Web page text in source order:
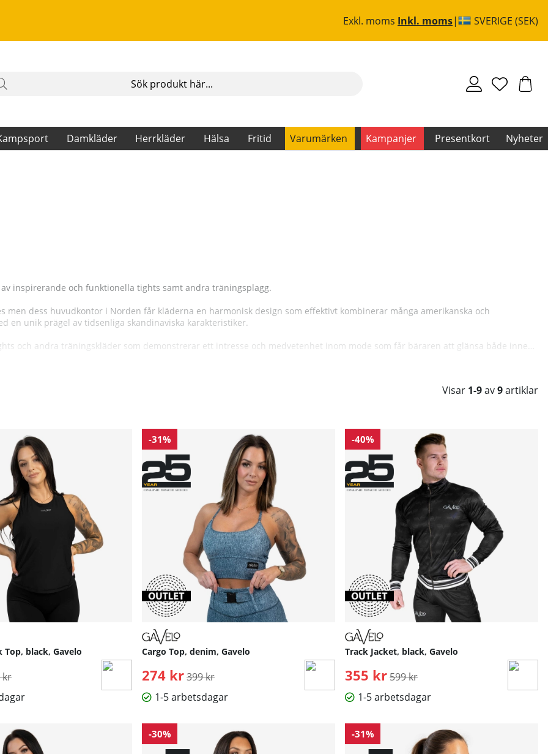
Exkl. moms Inkl. moms SVERIGE (SEK)
Damkläder Herrkläder Hälsa Fritid Varumärken Kampanjer Presentkort Nyheter
inspirerande och funktionella tights samt andra träningsplagg.
men dess huvudkontor i Norden får kläderna en harmonisk design som effektivt kombinerar många amerikanska och
en unik prägel av tidsenliga skandinaviska karakteristiker.
och andra träningskläder som demonstrerar ett intresse och medvetenhet inom mode som får bäraren att glänsa både inne
Visar 1-9av9artiklar
Top, black, Gavelo
pris:
kr
-31%
Cargo Top, denim, Gavelo
274 kr Ordinarie pris:
399 kr
1-5 arbetsdagar
-40%
Track Jacket, black, Gavelo
355 kr Ordinarie pris:
599 kr
1-5 arbetsdagar
-30% -31%